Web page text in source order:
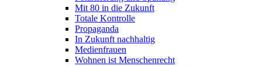
Mit 80 in die Zukunft
Totale Kontrolle
Propaganda
In Zukunft nachhaltig
Medienfrauen
Wohnen ist Menschenrecht